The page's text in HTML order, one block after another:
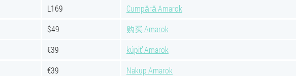
L169
Cumpără Amarok
$49
购买 Amarok
€39
kúpiť Amarok
€39
Nakup Amarok